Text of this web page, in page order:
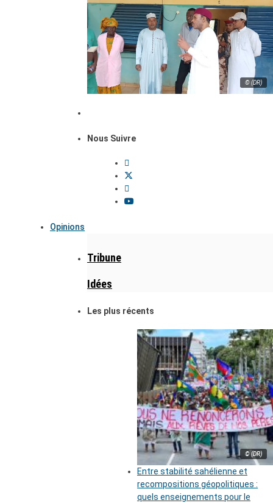
© (DR)
Nous Suivre
Opinions
Tribune
Idées
Les plus récents
© (DR)
Entre stabilité sahélienne et
recompositions géopolitiques :
quels enseignements pour le